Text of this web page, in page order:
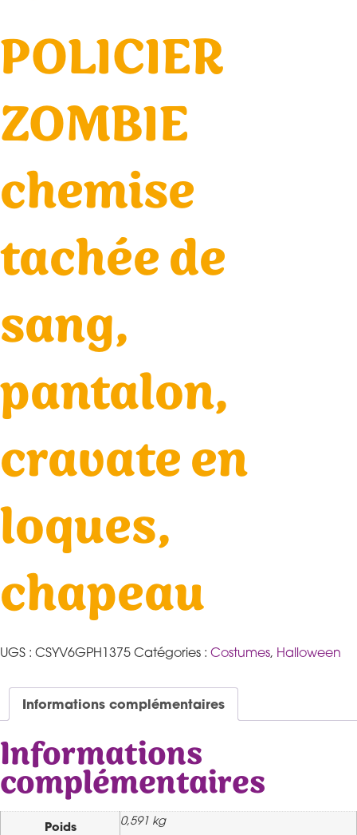
POLICIER
ZOMBIE
chemise
tachée de
sang,
pantalon,
cravate en
loques,
chapeau
UGS : CSYV6GPH1375 Catégories : Costumes, Halloween
Informations complémentaires
Informations
complémentaires
Poids 0,591 kg